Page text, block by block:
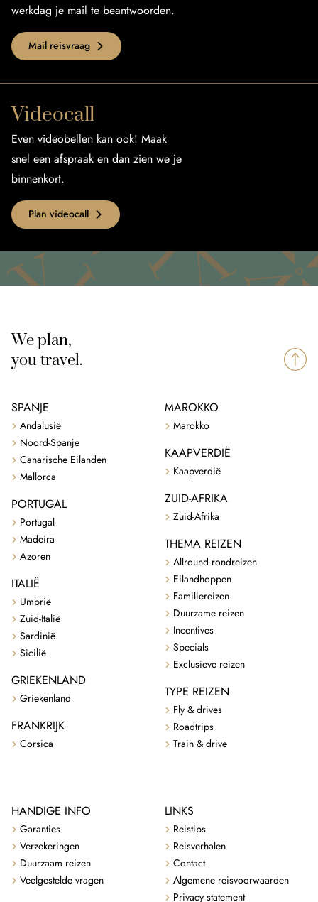
werkdag je mail te beantwoorden.
Mail reisvraag
Videocall
Even videobellen kan ook! Maak
snel een afspraak en dan zien we je
binnenkort.
Plan videocall
We plan,
you travel.
SPANJE
Andalusië
Noord-Spanje
Canarische Eilanden
Mallorca
PORTUGAL
Portugal
Madeira
Azoren
ITALIË
Umbrië
Zuid-Italië
Sardinië
Sicilië
GRIEKENLAND
Griekenland
FRANKRIJK
Corsica
MAROKKO
Marokko
KAAPVERDIË
Kaapverdië
ZUID-AFRIKA
Zuid-Afrika
THEMA REIZEN
Allround rondreizen
Eilandhoppen
Familiereizen
Duurzame reizen
Incentives
Specials
Exclusieve reizen
TYPE REIZEN
Fly & drives
Roadtrips
Train & drive
HANDIGE INFO
Garanties
Verzekeringen
Duurzaam reizen
Veelgestelde vragen
LINKS
Reistips
Reisverhalen
Contact
Algemene reisvoorwaarden
Privacy statement